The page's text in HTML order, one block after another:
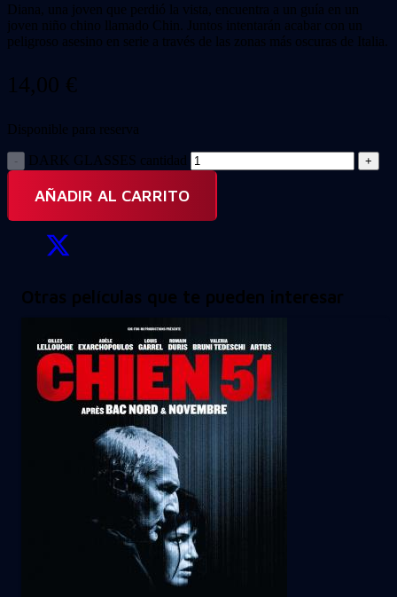
Diana, una joven que perdió la vista, encuentra a un guía en un
joven niño chino llamado Chin. Juntos intentarán acabar con un
peligroso asesino en serie a través de las zonas más oscuras de Italia.
14,00 €
Disponible para reserva
DARK GLASSES cantidad
AÑADIR AL CARRITO
Otras películas que te pueden interesar